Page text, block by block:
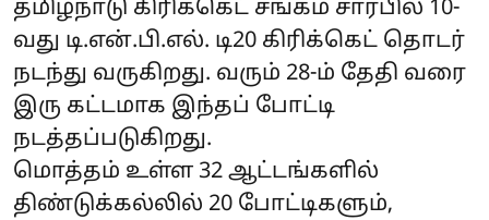
தமிழ்நாடு கிரிக்கெட் சங்கம் சார்பில் 10-
வது டி.என்.பி.எல். டி20 கிரிக்கெட் தொடர்
நடந்து வருகிறது. வரும் 28-ம் தேதி வரை
இரு கட்டமாக இந்தப் போட்டி
நடத்தப்படுகிறது.
மொத்தம் உள்ள 32 ஆட்டங்களில்
திண்டுக்கல்லில் 20 போட்டிகளும்,